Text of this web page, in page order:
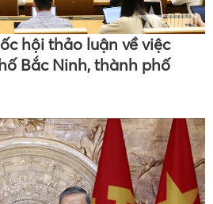
hội thảo luận về việc
Bắc Ninh, thành phố